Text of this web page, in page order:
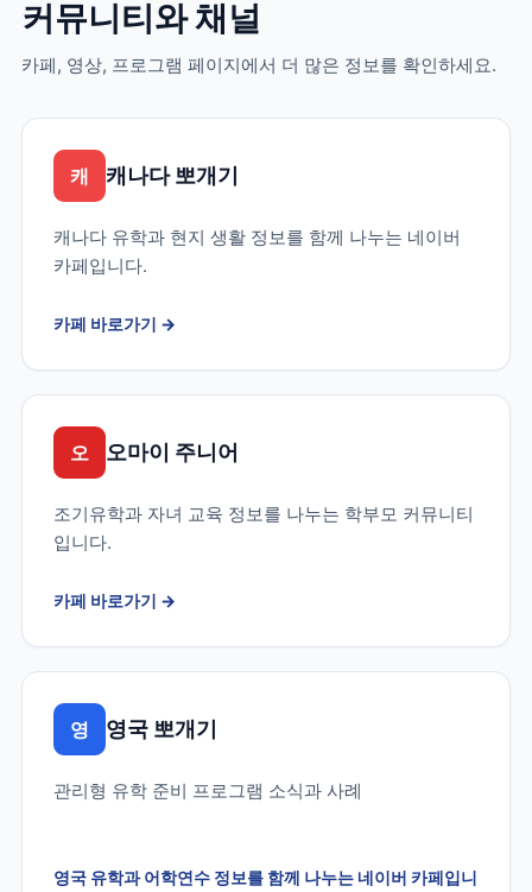
커뮤니티와 채널
카페, 영상, 프로그램 페이지에서 더 많은 정보를 확인하세요.
캐 캐나다 뽀개기
캐나다 유학과 현지 생활 정보를 함께 나누는 네이버
카페입니다.
카페 바로가기 →
오 오마이 주니어
조기유학과 자녀 교육 정보를 나누는 학부모 커뮤니티
입니다.
카페 바로가기 →
영 영국 뽀개기
관리형 유학 준비 프로그램 소식과 사례
영국 유학과 어학연수 정보를 함께 나누는 네이버 카페입니